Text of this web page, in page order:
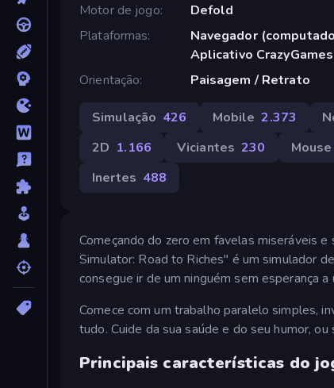
Motor de jogo
Defold
Plataformas
Navegador
Aplicativo
Orientação
Paisagem / Retrato
Simulação 426 Mobile 2.373
2D 1.166 Viciantes 230 Mouse
Inertes 488
Começando do zero em favelas miseráveis
Simulator: Road to Riches" é um simulador
consegue ir de um ninguém sem esperança
Comece com um trabalho paralelo simples,
tudo. Cuide da sua saúde e do seu humor,
Principais características do